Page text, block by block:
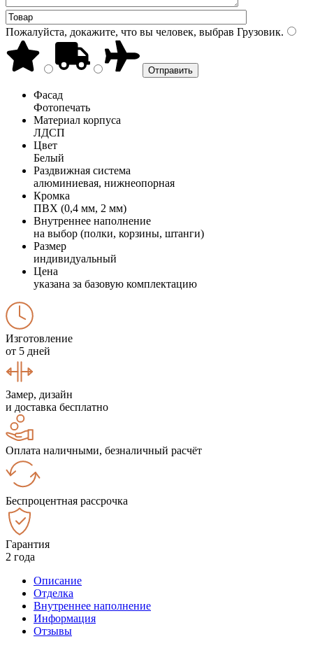
Пожалуйста, докажите, что вы человек, выбрав Грузовик.
Фасад
Фотопечать
Материал корпуса
ЛДСП
Цвет
Белый
Раздвижная система
алюминиевая, нижнеопорная
Кромка
ПВХ (0,4 мм, 2 мм)
Внутреннее наполнение
на выбор (полки, корзины, штанги)
Размер
индивидуальный
Цена
указана за базовую комплектацию
Изготовление
от 5 дней
Замер, дизайн
и доставка бесплатно
Оплата наличными, безналичный расчёт
Беспроцентная рассрочка
Гарантия
2 года
Описание
Отделка
Внутреннее наполнение
Информация
Отзывы